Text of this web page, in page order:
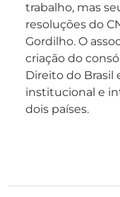
trabalho, mas
resoluções do
Gordilho. O
criação do
Direito do Brasil
institucional e
dois países.